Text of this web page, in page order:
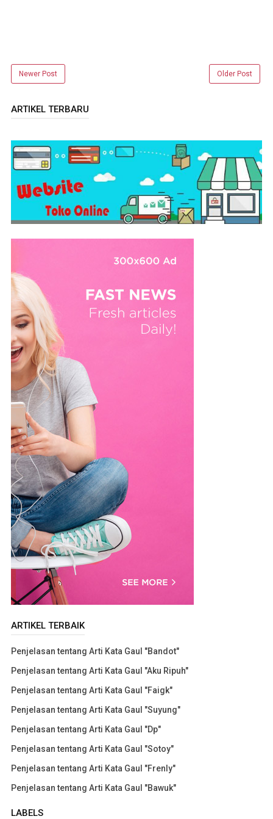
Newer Post Older Post
ARTIKEL TERBARU
ARTIKEL TERBAIK
Penjelasan tentang Arti Kata Gaul "Bandot"
Penjelasan tentang Arti Kata Gaul "Aku Ripuh"
Penjelasan tentang Arti Kata Gaul "Faigk"
Penjelasan tentang Arti Kata Gaul "Suyung"
Penjelasan tentang Arti Kata Gaul "Dp"
Penjelasan tentang Arti Kata Gaul "Sotoy"
Penjelasan tentang Arti Kata Gaul "Frenly"
Penjelasan tentang Arti Kata Gaul "Bawuk"
LABELS